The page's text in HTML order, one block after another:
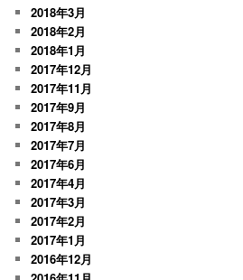
2018年3月
2018年2月
2018年1月
2017年12月
2017年11月
2017年9月
2017年8月
2017年7月
2017年6月
2017年4月
2017年3月
2017年2月
2017年1月
2016年12月